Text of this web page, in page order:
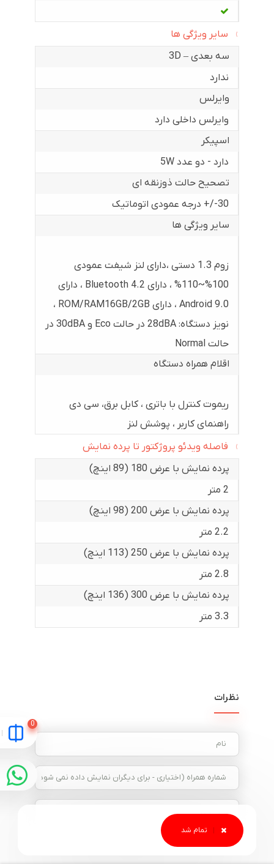
سایر ویژگی ها
سه بعدی – 3D
ندارد
وایرلس
وایرلس داخلی دارد
اسپیکر
دارد - دو عدد 5W
تصحیح حالت ذوزنقه ای
30-/+ درجه عمودی اتوماتیک
سایر ویژگی ها
زوم 1.3 دستی ،دارای لنز شیفت عمودی
100%~110% ، دارای Bluetooth 4.2 ، دارای
Android 9.0 ، دارای ROM/RAM16GB/2GB ،
نویز دستگاه: 28dBA در حالت Eco و 30dBA در
حالت Normal
اقلام همراه دستگاه
ریموت کنترل با باتری ، کابل برق، سی دی
راهنمای کاربر ، پوشش لنز
فاصله ویدئو پروژکتور تا پرده نمایش
پرده نمایش با عرض 180 (89 اینچ)
2 متر
پرده نمایش با عرض 200 (98 اینچ)
2.2 متر
پرده نمایش با عرض 250 (113 اینچ)
2.8 متر
پرده نمایش با عرض 300 (136 اینچ)
3.3 متر
نظرات